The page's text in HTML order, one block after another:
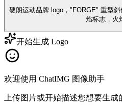
硬朗运动品牌 logo，"FORGE" 重型
焰标志，火
开始生成 Logo
欢迎使用 ChatIMG 图像助手
上传图片或开始描述您想要生成